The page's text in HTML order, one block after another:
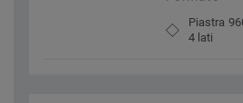
Piastra
4 lati